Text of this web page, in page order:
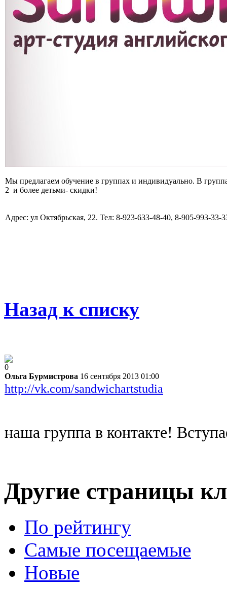
Мы предлагаем обучение в группах и индивидуально. В
2 и более детьми- скидки!
Адрес: ул Октябрьская, 22. Тел: 8-923-633-48-40, 8-905-993-33-
Назад к списку
0
Ольга Бурмистрова 16 сентября 2013 01:00
http://vk.com/sandwichartstudia
наша группа в контакте!
Другие страницы
По рейтингу
Самые посещаемые
Новые